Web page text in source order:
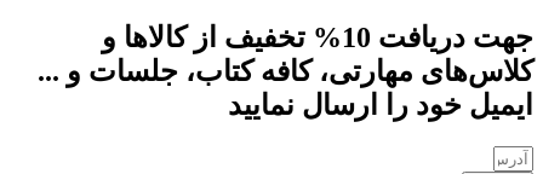
جهت دریافت 10% تخفیف از کالاها و
کلاس‌های مهارتی، کافه کتاب، جلسات و ...
ایمیل خود را ارسال نمایید